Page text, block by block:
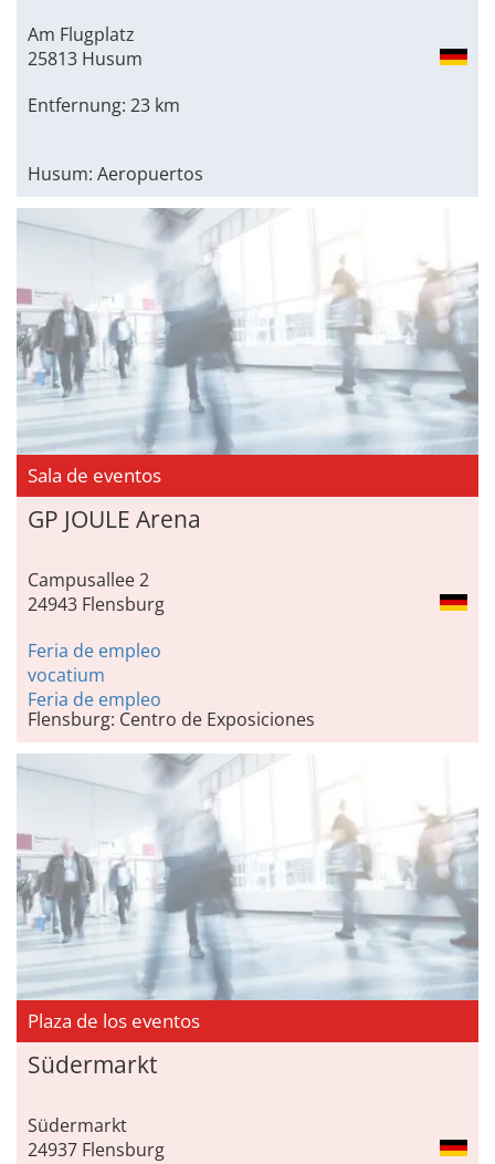
Am Flugplatz
25813 Husum
Entfernung: 23 km
Husum: Aeropuertos
Sala de eventos
GP JOULE Arena
Campusallee 2
24943 Flensburg
Feria de empleo
vocatium
Feria de empleo
Flensburg: Centro de Exposiciones
Plaza de los eventos
Südermarkt
Südermarkt
24937 Flensburg